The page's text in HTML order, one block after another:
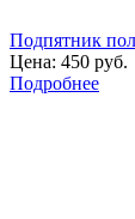
Подпятник
Цена: 450 руб.
Подробнее